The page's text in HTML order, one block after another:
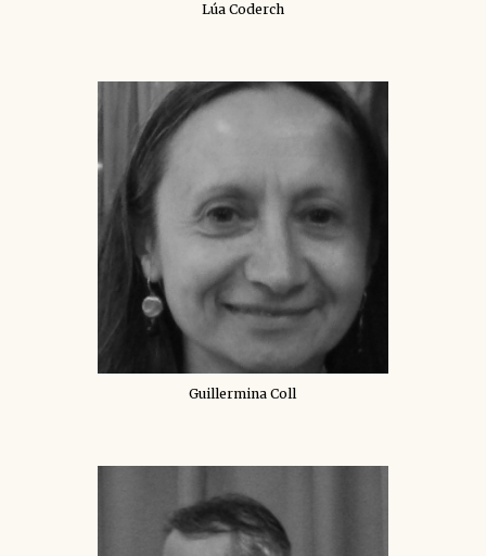
Lúa Coderch
Guillermina Coll